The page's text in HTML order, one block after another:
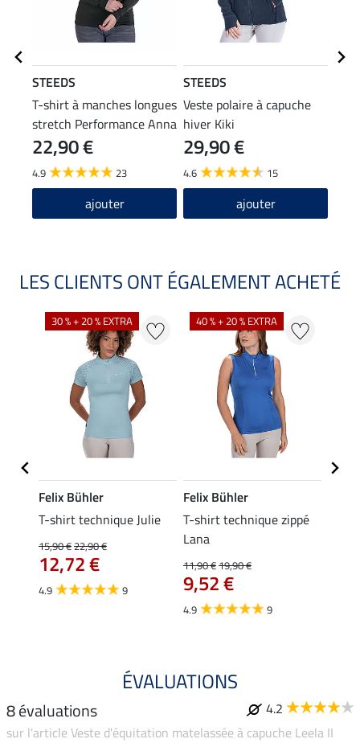
STEEDS
T-shirt à manches longues
stretch Performance Anna
22,90 €
4.9 23
ajouter
STEEDS
Veste polaire à capuche
hiver Kiki
29,90 €
4.6 15
ajouter
LES CLIENTS ONT ÉGALEMENT ACHETÉ
30 % + 20 % EXTRA
Felix Bühler
T-shirt technique Julie
15,90 €22,90 €
12,72 €
4.9 9
40 % + 20 % EXTRA
Felix Bühler
T-shirt technique zippé
Lana
11,90 €19,90 €
9,52 €
4.9 9
ÉVALUATIONS
8 évaluations
4.2
sur l'article Veste d'équitation matelassée à capuche Leela II